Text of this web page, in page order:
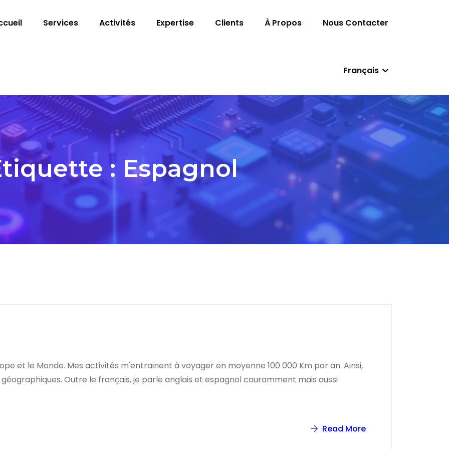
Services Activités Expertise Clients À Propos Nous Contacter
Français
: Espagnol
et le Monde. Mes activités m'entrainent à voyager en moyenne 100 000 Km par an. Ainsi,
Outre le français, je parle anglais et espagnol couramment mais aussi
Read More